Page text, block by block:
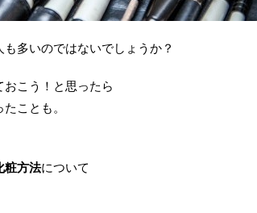
多いのではないでしょうか？
こう！と思ったら
ことも。
粧方法について